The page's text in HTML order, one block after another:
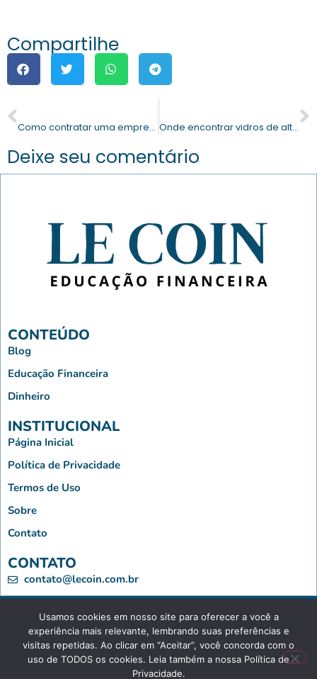
Compartilhe
Como contratar uma empresa médica que fornece ambulância particular? Onde encontrar vidros de alto padrão nas construções de Vitória da Conquista?
Deixe seu comentário
CONTEÚDO
Blog
Educação Financeira
Dinheiro
INSTITUCIONAL
Página Inicial
Política de Privacidade
Termos de Uso
Sobre
Contato
CONTATO
contato@lecoin.com.br
Le Coin - Copyright © 2023 - Todos os Direitos Reservados
Usamos cookies em nosso site para oferecer a você a
experiência mais relevante, lembrando suas preferências e
visitas repetidas. Ao clicar em “Aceitar”, você concorda com o
uso de TODOS os cookies. Leia também a nossa Política de
Privacidade.